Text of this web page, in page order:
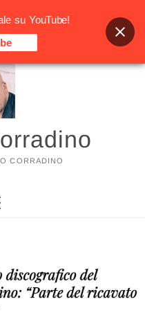
CORRADINO
su YouTube!